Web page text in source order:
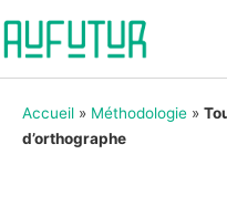
Accueil » Méthodologie »
d’orthographe